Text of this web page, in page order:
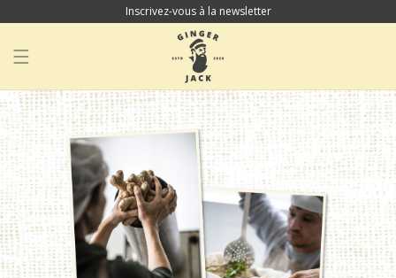
CONTENU
Inscrivez-vous à la newsletter